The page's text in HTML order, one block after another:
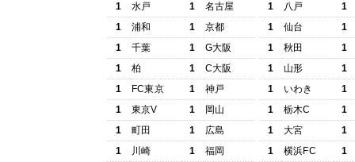
1
水戸 1
名古屋
1
浦和 1
京都
1
千葉 1
G大阪
1
柏 1
C大阪
1
FC東京 1
神戸
1
東京V 1
岡山
1
町田 1
広島
1
川崎 1
福岡
1
八戸
1
1
仙台
1
1
秋田
1
1
山形
1
1
いわき
1
1
栃木C
1
1
大宮
1
1
横浜FC
1